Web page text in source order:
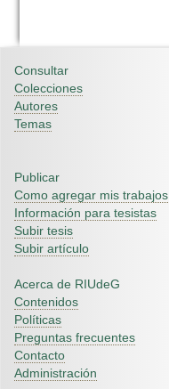
Consultar
Colecciones
Autores
Temas
Publicar
Como agregar mis trabajos
Información para tesistas
Subir tesis
Subir artículo
Acerca de RIUdeG
Contenidos
Políticas
Preguntas frecuentes
Contacto
Administración